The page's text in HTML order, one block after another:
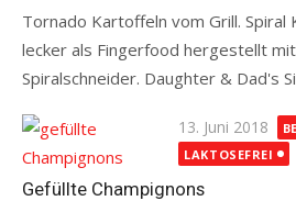
Tornado Kartoffeln vom Grill. Spiral
lecker als Fingerfood hergestellt
Spiralschneider. Daughter & Dad's
Posted
on
13. Juni 2018
LAKTOSEFREI
Gefüllte Champignons